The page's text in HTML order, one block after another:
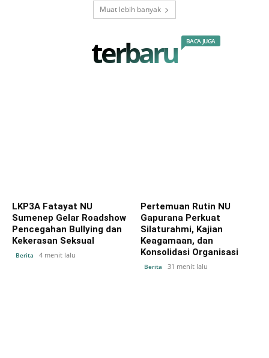
Muat lebih banyak
terbaru BACA JUGA
LKP3A Fatayat NU
Sumenep Gelar Roadshow
Pencegahan Bullying dan
Kekerasan Seksual
Berita 4 menit lalu
Pertemuan Rutin NU
Gapurana Perkuat
Silaturahmi, Kajian
Keagamaan, dan
Konsolidasi Organisasi
Berita 31 menit lalu